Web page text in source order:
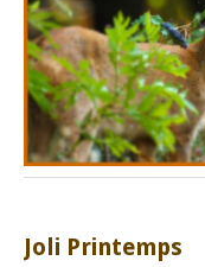
Joli Printemps